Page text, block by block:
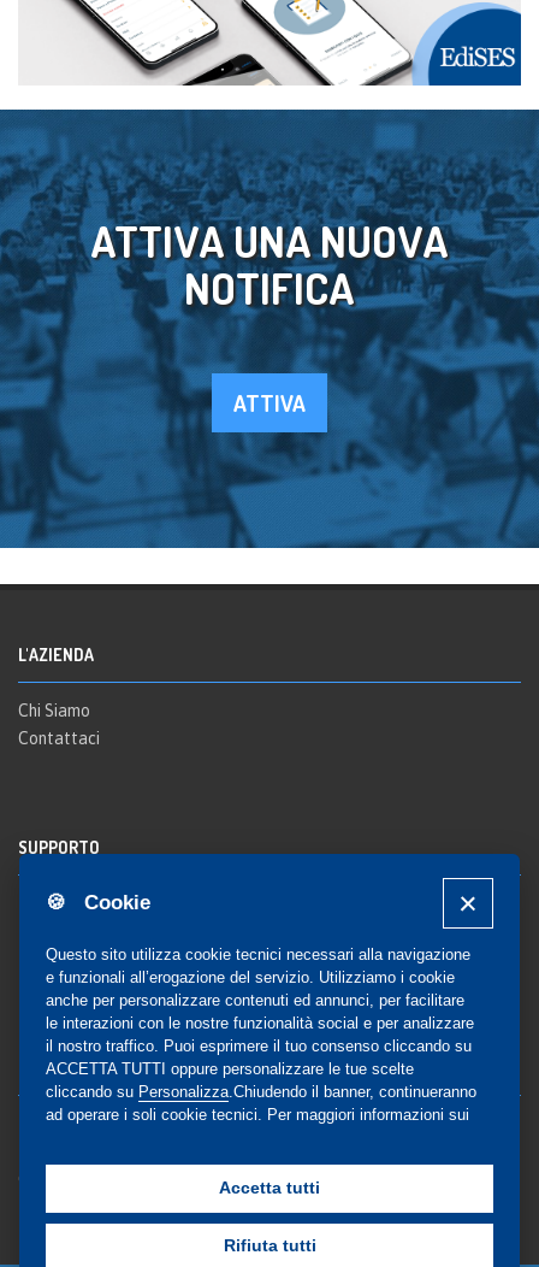
🍪 Cookie
Questo sito utilizza cookie tecnici necessari alla navigazione
e funzionali all’erogazione del servizio. Utilizziamo i cookie
anche per personalizzare contenuti ed annunci, per facilitare
le interazioni con le nostre funzionalità social e per analizzare
il nostro traffico. Puoi esprimere il tuo consenso cliccando su
ACCETTA TUTTI oppure personalizzare le tue scelte
cliccando su Personalizza .Chiudendo il banner, continueranno
ad operare i soli cookie tecnici. Per maggiori informazioni sui
Accetta tutti
Rifiuta tutti
ATTIVA UNA NUOVA
NOTIFICA
ATTIVA
L'AZIENDA
Chi Siamo
Contattaci
SUPPORTO
Registrazione al sito
Notifica
COMMUNITY
Blog e Canali social
Gestione Consensi